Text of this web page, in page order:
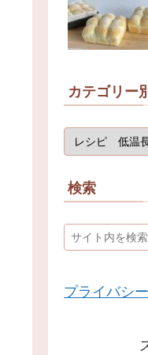
カテゴリー
検索
プライバシ